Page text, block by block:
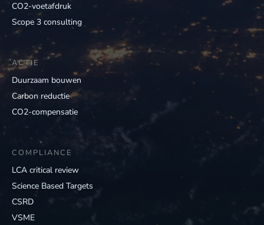
CO2-voetafdruk
Scope 3 consulting
ACTIE
Duurzaam bouwen
Carbon reductie
CO2-compensatie
COMPLIANCE
LCA critical review
Science Based Targets
CSRD
VSME